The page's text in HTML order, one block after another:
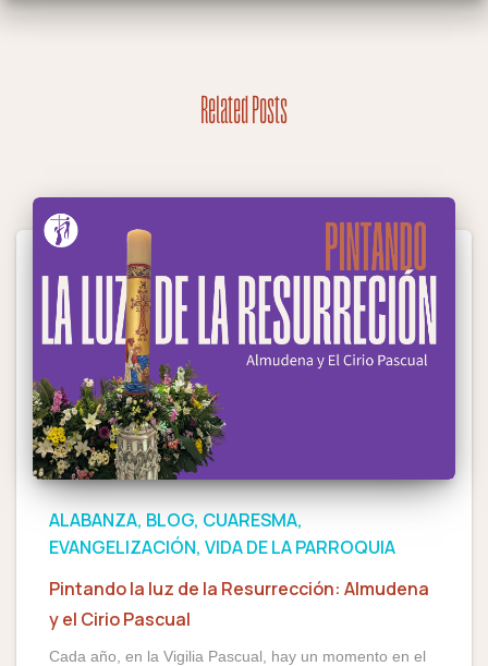
Related Posts
ALABANZA BLOG CUARESMA
EVANGELIZACIÓN VIDA DE LA PARROQUIA
Pintando la luz de la Resurrección: Almudena
y el Cirio Pascual
Cada año, en la Vigilia Pascual, hay un momento en el